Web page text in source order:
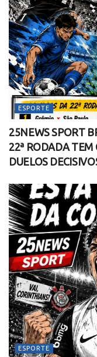
ESPORTE
25NEWS SPORT
22ª RODADA TEM
DUELOS
ESPORTE